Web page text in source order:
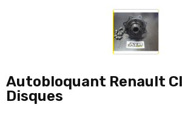
Autobloquant Renault
Disques